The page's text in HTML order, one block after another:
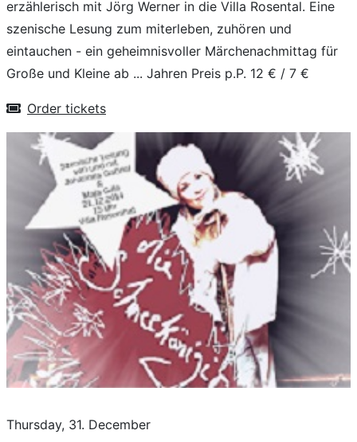
erzählerisch mit Jörg Werner in die Villa Rosental. Eine
szenische Lesung zum miterleben, zuhören und
eintauchen - ein geheimnisvoller Märchenachmittag für
Große und Kleine ab ... Jahren Preis p.P. 12 € / 7 €
Order tickets
Thursday, 31. December